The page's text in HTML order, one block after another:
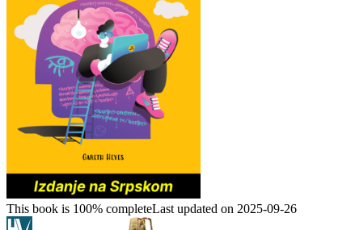
This book is 100% completeLast updated on 2025-09-26